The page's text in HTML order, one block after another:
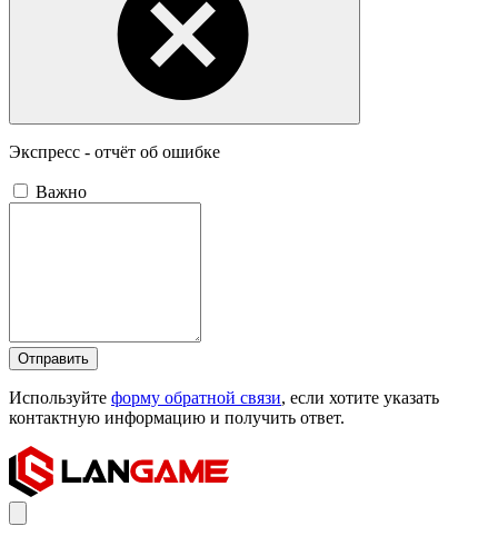
Экспресс - отчёт об ошибке
Важно
Отправить
Используйте форму обратной связи, если хотите указать
контактную информацию и получить ответ.